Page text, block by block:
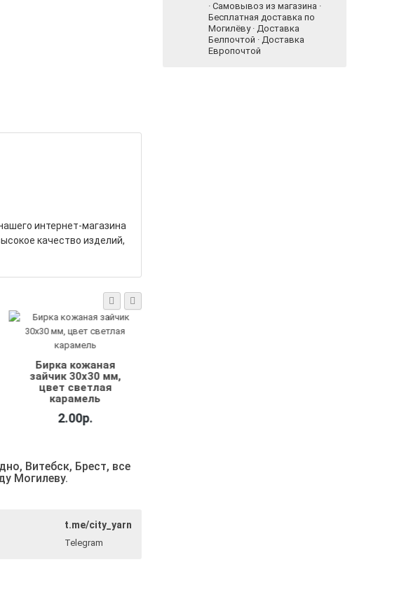
интернет-магазина
качество изделий,
Бирка кожаная
зайчик 30х30 мм,
цвет светлая
карамель
2.00р.
Витебск, Брест, все
Могилеву.
t.me/city_yarn
Telegram
· Самовывоз из магазина ·
Бесплатная доставка по
Могилёву · Доставка
Белпочтой · Доставка
Европочтой